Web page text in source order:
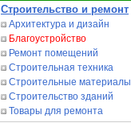
Строительство и ремонт
Архитектура и дизайн
Благоустройство
Ремонт помещений
Строительная техника
Строительные материалы
Строительство зданий
Товары для ремонта